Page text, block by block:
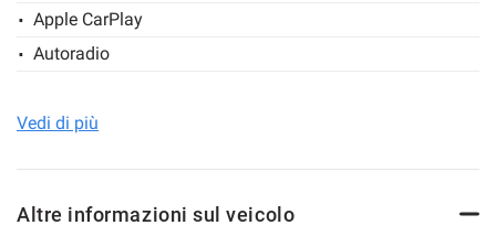
Apple CarPlay
Autoradio
Bluetooth
Chiamata automatica per emergenze
Vedi di più
Altre informazioni sul veicolo